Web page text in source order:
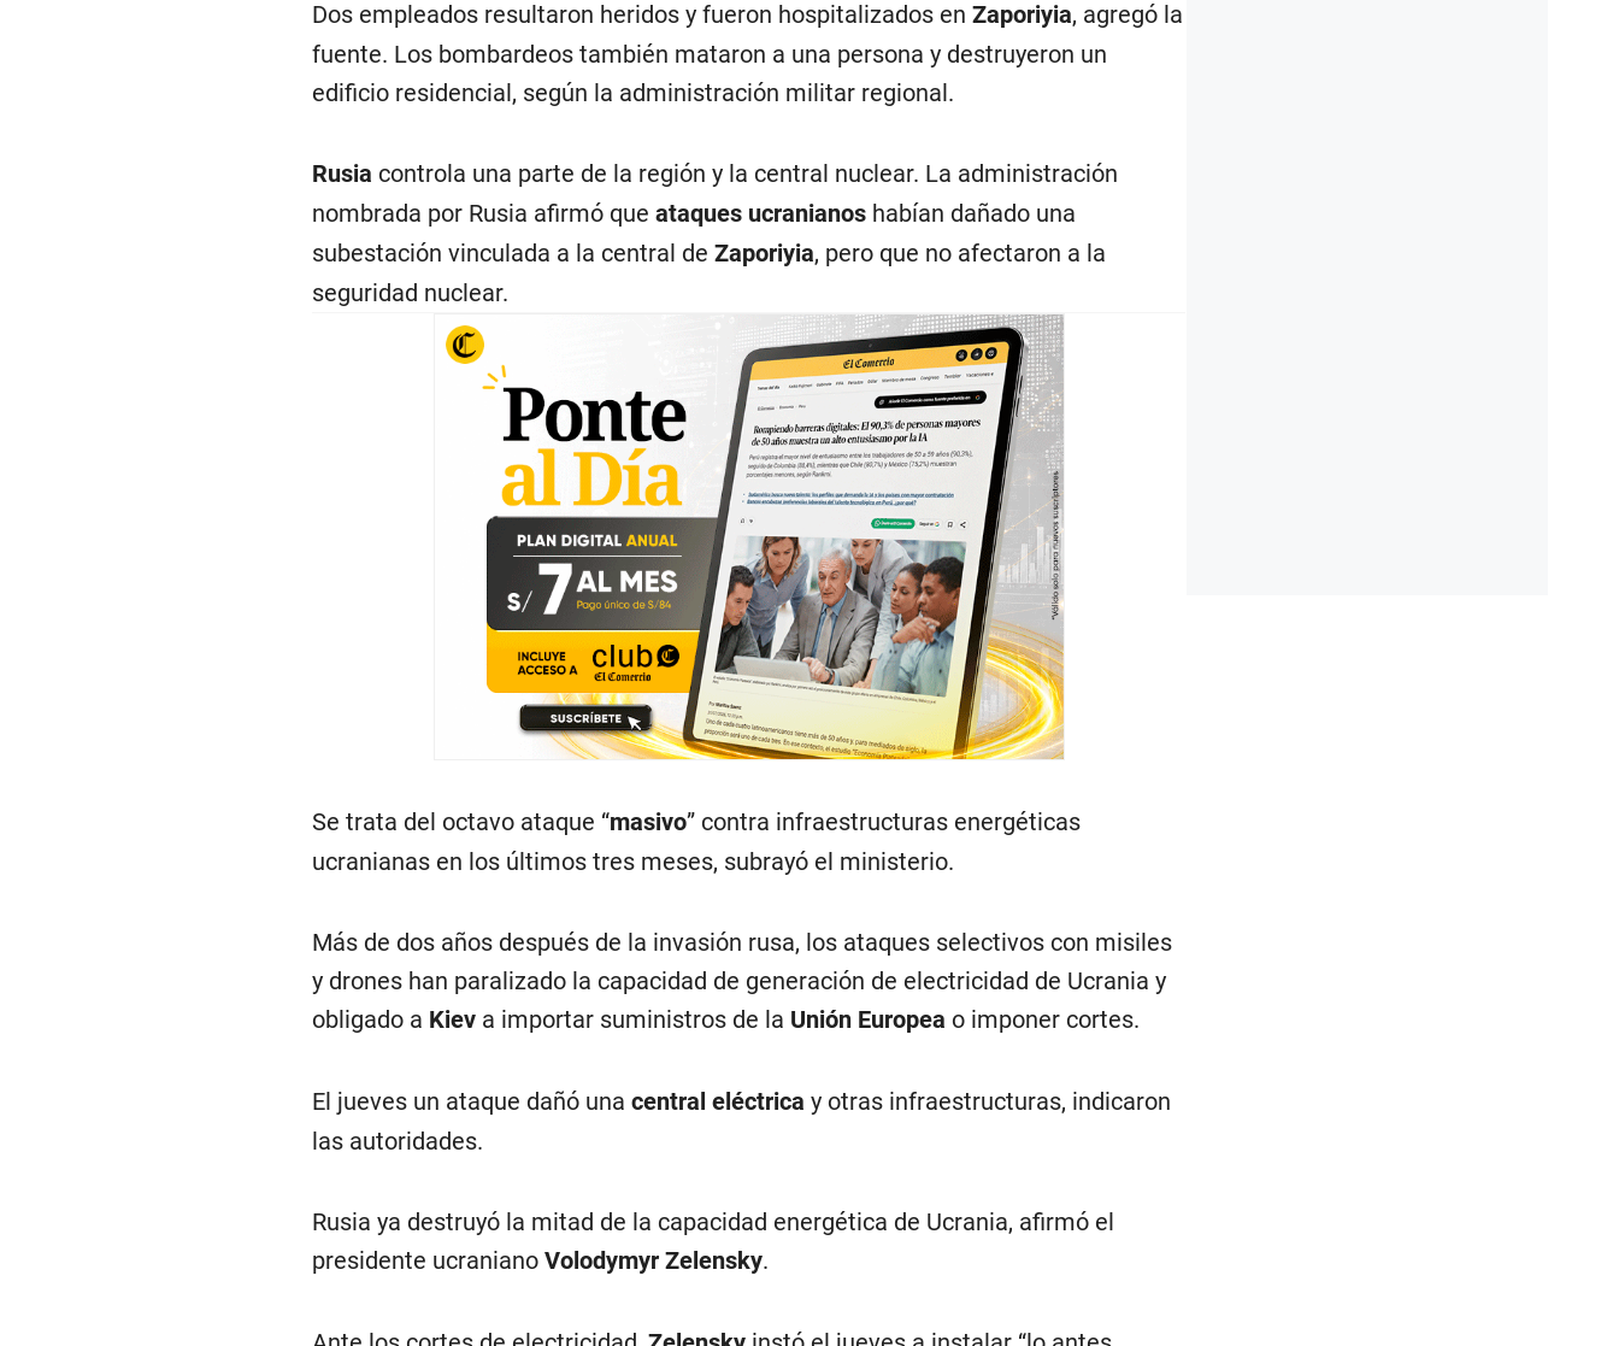
Dos empleados resultaron heridos y fueron hospitalizados en Zaporiyia, agregó la
fuente. Los bombardeos también mataron a una persona y destruyeron un
edificio residencial, según la administración militar regional.
Rusia controla una parte de la región y la central nuclear. La administración
nombrada por Rusia afirmó que ataques ucranianos habían dañado una
subestación vinculada a la central de Zaporiyia, pero que no afectaron a la
seguridad nuclear.
Se trata del octavo ataque “masivo” contra infraestructuras energéticas
ucranianas en los últimos tres meses, subrayó el ministerio.
Más de dos años después de la invasión rusa, los ataques selectivos con misiles
y drones han paralizado la capacidad de generación de electricidad de Ucrania y
obligado a Kiev a importar suministros de la Unión Europea o imponer cortes.
El jueves un ataque dañó una central eléctrica y otras infraestructuras, indicaron
las autoridades.
Rusia ya destruyó la mitad de la capacidad energética de Ucrania, afirmó el
presidente ucraniano Volodymyr Zelensky.